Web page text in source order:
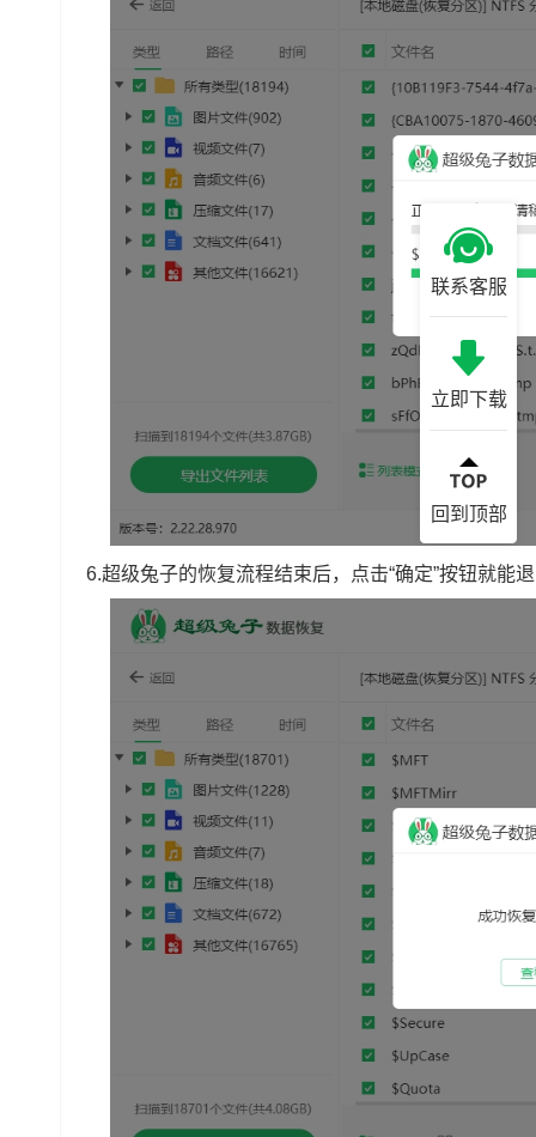
6.超级兔子的恢复流程结束后，点击“确定”按钮就能
联系客服
立即下载
回到顶部